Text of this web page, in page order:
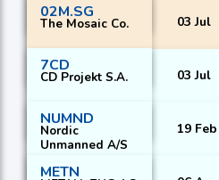
02M.SG
The Mosaic Co. 03 Jul
7CD
CD Projekt S.A. 03 Jul
NUMND
Nordic
Unmanned A/S
19 Feb
METN